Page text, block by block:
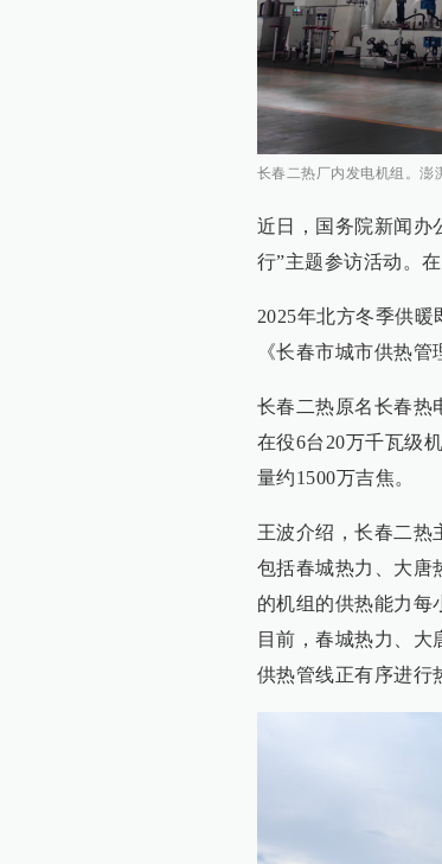
长春二热厂内发电机组。澎
近日，国务院新闻办
行”主题参访活动。
2025年北方冬季供
《长春市城市供热
长春二热原名长春热
在役6台20万千瓦级
量约1500万吉焦。
王波介绍，长春二热
包括春城热力、大唐
的机组的供热能力每
目前，春城热力、
供热管线正有序进行